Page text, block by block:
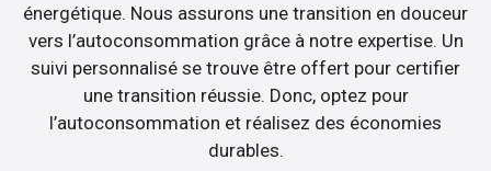
énergétique. Nous assurons une transition en douceur
vers l’autoconsommation grâce à notre expertise. Un
suivi personnalisé se trouve être offert pour certifier
une transition réussie. Donc, optez pour
l’autoconsommation et réalisez des économies
durables.